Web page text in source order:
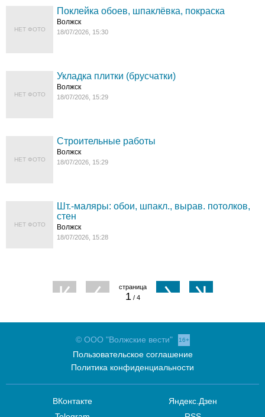
НЕТ ФОТО
Поклейка обоев, шпаклёвка, покраска
Волжск
18/07/2026, 15:30
НЕТ ФОТО
Укладка плитки (брусчатки)
Волжск
18/07/2026, 15:29
НЕТ ФОТО
Строительные работы
Волжск
18/07/2026, 15:29
НЕТ ФОТО
Шт.-маляры: обои, шпакл., вырав. потолков,
стен
Волжск
18/07/2026, 15:28
1 / 4
© ООО "Волжские вести" 16+
Пользовательское соглашение
Политика конфиденциальности
ВКонтакте
Яндекс.Дзен